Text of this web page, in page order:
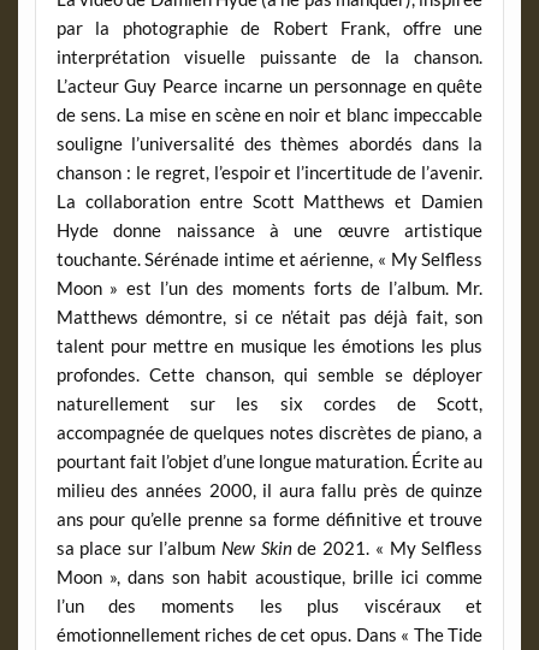
par la photographie de Robert Frank, offre une
interprétation visuelle puissante de la chanson.
L’acteur Guy Pearce incarne un personnage en quête
de sens. La mise en scène en noir et blanc impeccable
souligne l’universalité des thèmes abordés dans la
chanson : le regret, l’espoir et l’incertitude de l’avenir.
La collaboration entre Scott Matthews et Damien
Hyde donne naissance à une œuvre artistique
touchante. Sérénade intime et aérienne, « My Selfless
Moon » est l’un des moments forts de l’album. Mr.
Matthews démontre, si ce n’était pas déjà fait, son
talent pour mettre en musique les émotions les plus
profondes. Cette chanson, qui semble se déployer
naturellement sur les six cordes de Scott,
accompagnée de quelques notes discrètes de piano, a
pourtant fait l’objet d’une longue maturation. Écrite au
milieu des années 2000, il aura fallu près de quinze
ans pour qu’elle prenne sa forme définitive et trouve
sa place sur l’album New Skinde 2021. « My Selfless
Moon », dans son habit acoustique, brille ici comme
l’un des moments les plus viscéraux et
émotionnellement riches de cet opus. Dans « The Tide